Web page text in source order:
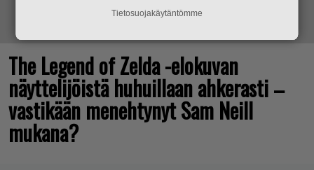
The Legend of Zelda -elokuvan
näyttelijöistä huhuillaan ahkerasti –
vastikään menehtynyt Sam Neill
mukana?
Tietosuojakäytäntömme